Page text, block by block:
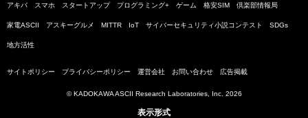
アキバ スマホ スタートアップ プログラミング+ ゲーム 格安SIM 倶楽部情報局
家電ASCII アスキーグルメ MITTR IoT サイバーセキュリティ小説コンテスト SDGs
地方活性
サイトポリシー プライバシーポリシー 運営会社 お問い合わせ 広告掲載
© KADOKAWA ASCII Research Laboratories, Inc. 2026
表示形式